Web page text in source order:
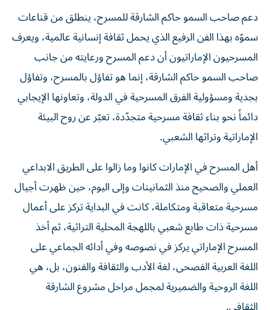
دعم صاحب السمو حاكم الشارقة للمسرح، ينطلق من قناعات
سموّه بهذا الفن الرفيع الذي يحمل ثقافة إنسانية عالمية، ويعرف
المسرحيون الإماراتيون أن دعم المسرح ورعايته من جانب
صاحب السمو حاكم الشارقة، إنما هو تفاؤل بالمسرح، وتفاؤل
بجدية ومسؤولية الفرق المسرحية في الدولة، وتعاونها الإيجابي
دائماً نحو بناء ثقافة مسرحية متجدّدة، تعبّر عن روح البيئة
الإماراتية وتراثها الشعبي.
أهل المسرح في الإمارات كانوا وما زالوا على الطريق الابداعي
العملي والصحيح منذ الثمانينات وإلى اليوم، حين ظهرت أجيال
مسرحية متعاقبة ومتكاملة، كانت في البداية تركز على أعمال
مسرحية ذات طابع شعبي باللهجة المحلية التراثية، ثم أخذ
المسرح الإماراتي يركز في نصوصه وفي أدائه الجماعي على
اللغة العربية الفصحى، لغة الأدب والثقافة والفنون، بل، هي
اللغة الروحية والضميرية لمجمل مراحل مشروع الشارقة